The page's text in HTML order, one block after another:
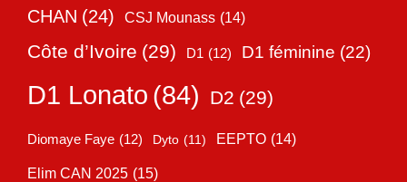
CHAN (24) CSJ Mounass (14)
Côte d’Ivoire (29) D1 (12) D1 féminine (22)
D1 Lonato (84) D2 (29)
Diomaye Faye (12) Dyto (11) EEPTO (14)
Elim CAN 2025 (15)